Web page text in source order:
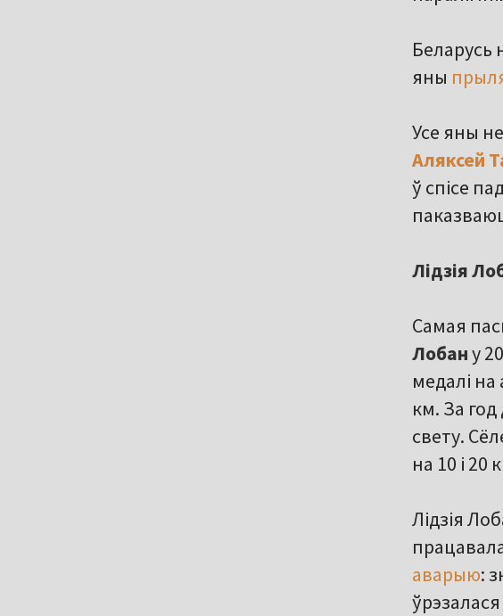
Беларусь
яны
Усе яны
Аляксей
ў спісе
Лідзія
Самая
Лобану
медалі на
км. За
свету.
на 10 і 20
Лідзія
аварыю: